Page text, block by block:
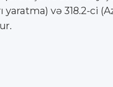
yaratma) və 318.2-ci